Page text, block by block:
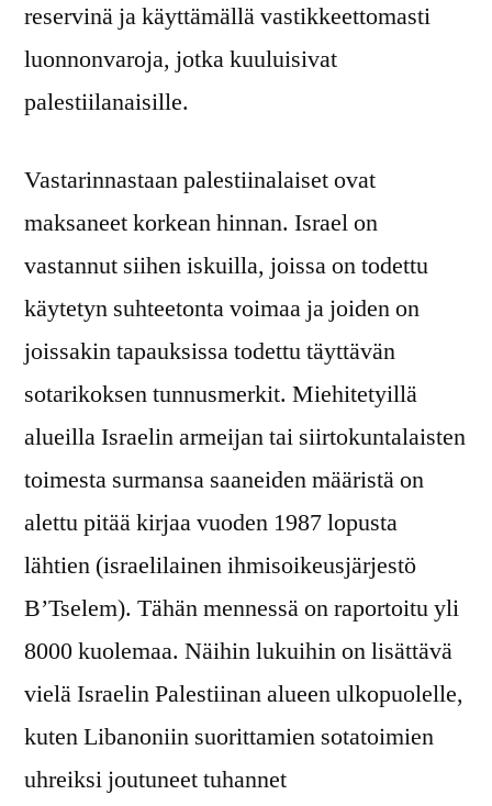
reservinä ja käyttämällä vastikkeettomasti
luonnonvaroja, jotka kuuluisivat
palestiilanaisille.
Vastarinnastaan palestiinalaiset ovat
maksaneet korkean hinnan. Israel on
vastannut siihen iskuilla, joissa on todettu
käytetyn suhteetonta voimaa ja joiden on
joissakin tapauksissa todettu täyttävän
sotarikoksen tunnusmerkit. Miehitetyillä
alueilla Israelin armeijan tai siirtokuntalaisten
toimesta surmansa saaneiden määristä on
alettu pitää kirjaa vuoden 1987 lopusta
lähtien (israelilainen ihmisoikeusjärjestö
B’Tselem). Tähän mennessä on raportoitu yli
8000 kuolemaa. Näihin lukuihin on lisättävä
vielä Israelin Palestiinan alueen ulkopuolelle,
kuten Libanoniin suorittamien sotatoimien
uhreiksi joutuneet tuhannet